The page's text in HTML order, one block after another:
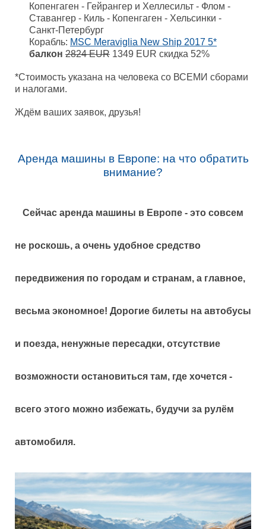
Копенгаген - Гейрангер и Хеллесильт - Флом -
Ставангер - Киль - Копенгаген - Хельсинки -
Санкт-Петербург
Корабль: MSC Meraviglia New Ship 2017 5*
балкон 2824 EUR 1349 EUR скидка 52%
*Стоимость указана на человека со ВСЕМИ сборами
и налогами.
Ждём ваших заявок, друзья!
Аренда машины в Европе: на что обратить
внимание?
Сейчас аренда машины в Европе - это совсем
не роскошь, а очень удобное средство
передвижения по городам и странам, а главное,
весьма экономное! Дорогие билеты на автобусы
и поезда, ненужные пересадки, отсутствие
возможности остановиться там, где хочется -
всего этого можно избежать, будучи за рулём
автомобиля.